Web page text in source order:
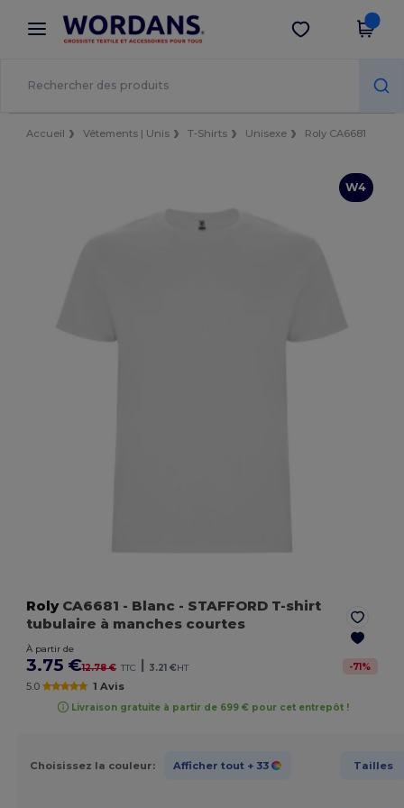
× Appli Wordans
Meilleurs prix sur l’app !
Obtenir l'appli
Accueil Vêtements | Unis T-Shirts Unisexe Roly CA6681
W4
RolyCA6681 - Blanc - STAFFORD T-shirt
tubulaire à manches courtes
À partir de
3.75 €12.78 € TTC | 3.21 €HT -71%
5.0 1 Avis
Livraison gratuite à partir de 699 € pour cet entrepôt !
Choisissez la couleur: Afficher tout + 33 Tailles